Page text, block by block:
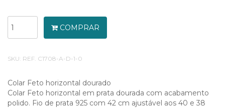
COMPRAR
SKU: REF. C1708-A-D-1-0
Colar Feto horizontal dourado
Colar Feto horizontal em prata dourada com acabamento
polido. Fio de prata 925 com 42 cm ajustável aos 40 e 38